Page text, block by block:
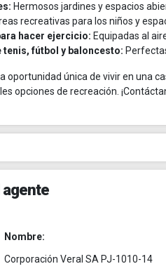
Hermosos jardines y espacios
recreativas para los niños y
hacer ejercicio: Equipadas al
tenis, fútbol y baloncesto:
oportunidad única de vivir en una
opciones de recreación.
agente
Nombre:
Corporación Veral SA PJ-1010-14